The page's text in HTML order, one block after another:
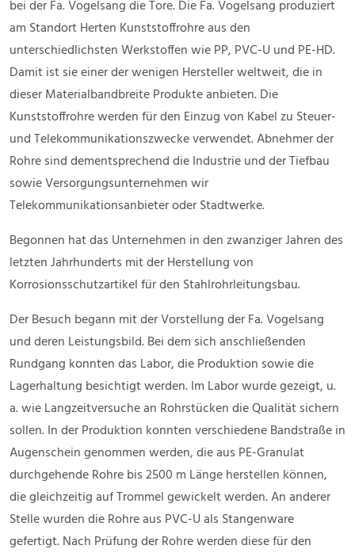
bei der Fa. Vogelsang die Tore. Die Fa. Vogelsang produziert
am Standort Herten Kunststoffrohre aus den
unterschiedlichsten Werkstoffen wie PP, PVC-U und PE-HD.
Damit ist sie einer der wenigen Hersteller weltweit, die in
dieser Materialbandbreite Produkte anbieten. Die
Kunststoffrohre werden für den Einzug von Kabel zu Steuer-
und Telekommunikationszwecke verwendet. Abnehmer der
Rohre sind dementsprechend die Industrie und der Tiefbau
sowie Versorgungsunternehmen wir
Telekommunikationsanbieter oder Stadtwerke.
Begonnen hat das Unternehmen in den zwanziger Jahren des
letzten Jahrhunderts mit der Herstellung von
Korrosionsschutzartikel für den Stahlrohrleitungsbau.
Der Besuch begann mit der Vorstellung der Fa. Vogelsang
und deren Leistungsbild. Bei dem sich anschließenden
Rundgang konnten das Labor, die Produktion sowie die
Lagerhaltung besichtigt werden. Im Labor wurde gezeigt, u.
a. wie Langzeitversuche an Rohrstücken die Qualität sichern
sollen. In der Produktion konnten verschiedene Bandstraße in
Augenschein genommen werden, die aus PE-Granulat
durchgehende Rohre bis 2500 m Länge herstellen können,
die gleichzeitig auf Trommel gewickelt werden. An anderer
Stelle wurden die Rohre aus PVC-U als Stangenware
gefertigt. Nach Prüfung der Rohre werden diese für den